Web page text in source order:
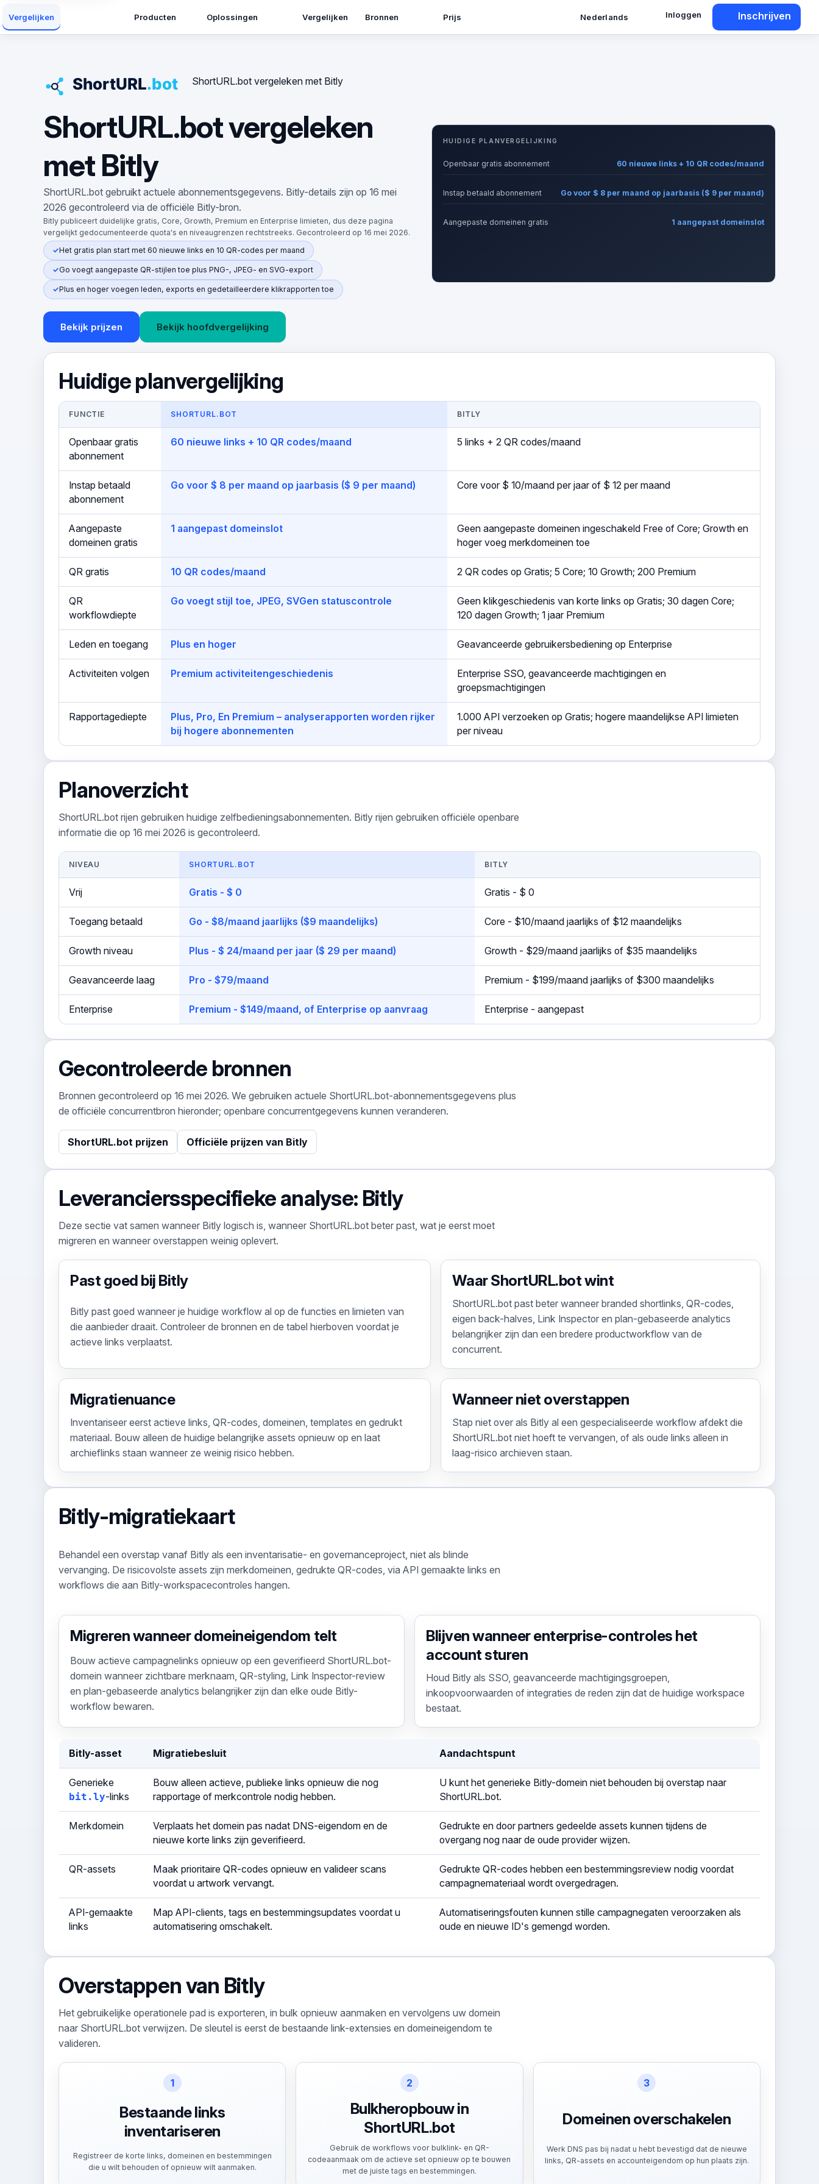
Vergelijken Producten Oplossingen Vergelijken Bronnen Prijs Nederlands Inloggen Inschrijven
ShortURL.bot vergeleken met Bitly
ShortURL.bot vergeleken
met Bitly
ShortURL.bot gebruikt actuele abonnementsgegevens. Bitly-details zijn op 16 mei
2026 gecontroleerd via de officiële Bitly-bron.
Bitly publiceert duidelijke gratis, Core, Growth, Premium en Enterprise limieten, dus deze pagina
vergelijkt gedocumenteerde quota's en niveaugrenzen rechtstreeks. Gecontroleerd op 16 mei 2026.
Het gratis plan start met 60 nieuwe links en 10 QR-codes per maand
Go voegt aangepaste QR-stijlen toe plus PNG-, JPEG- en SVG-export
Plus en hoger voegen leden, exports en gedetailleerdere klikrapporten toe
Bekijk prijzen Bekijk hoofdvergelijking
HUIDIGE PLANVERGELIJKING
Openbaar gratis abonnement 60 nieuwe links + 10 QR codes/maand
Instap betaald abonnement Go voor $ 8 per maand op jaarbasis ($ 9 per maand)
Aangepaste domeinen gratis 1 aangepast domeinslot
Huidige planvergelijking
FUNCTIE SHORTURL.BOT BITLY
Openbaar gratis
abonnement
60 nieuwe links + 10 QR codes/maand 5 links + 2 QR codes/maand
Instap betaald
abonnement
Go voor $ 8 per maand op jaarbasis ($ 9 per maand) Core voor $ 10/maand per jaar of $ 12 per maand
Aangepaste
domeinen gratis
1 aangepast domeinslot
Geen aangepaste domeinen ingeschakeld Free of Core; Growth en
hoger voeg merkdomeinen toe
QR gratis 10 QR codes/maand 2 QR codes op Gratis; 5 Core; 10 Growth; 200 Premium
QR
workflowdiepte
Go voegt stijl toe, JPEG, SVGen statuscontrole
Geen klikgeschiedenis van korte links op Gratis; 30 dagen Core;
120 dagen Growth; 1 jaar Premium
Leden en toegang Plus en hoger Geavanceerde gebruikersbediening op Enterprise
Activiteiten volgen Premium activiteitengeschiedenis
Enterprise SSO, geavanceerde machtigingen en
groepsmachtigingen
Rapportagediepte
Plus, Pro, En Premium – analyserapporten worden rijker
bij hogere abonnementen
1.000 API verzoeken op Gratis; hogere maandelijkse API limieten
per niveau
Planoverzicht
ShortURL.bot rijen gebruiken huidige zelfbedieningsabonnementen. Bitly rijen gebruiken officiële openbare
informatie die op 16 mei 2026 is gecontroleerd.
NIVEAU SHORTURL.BOT BITLY
Vrij Gratis - $ 0 Gratis - $ 0
Toegang betaald Go - $8/maand jaarlijks ($9 maandelijks) Core - $10/maand jaarlijks of $12 maandelijks
Growth niveau Plus - $ 24/maand per jaar ($ 29 per maand) Growth - $29/maand jaarlijks of $35 maandelijks
Geavanceerde laag Pro - $79/maand Premium - $199/maand jaarlijks of $300 maandelijks
Enterprise Premium - $149/maand, of Enterprise op aanvraag Enterprise - aangepast
Gecontroleerde bronnen
Bronnen gecontroleerd op 16 mei 2026. We gebruiken actuele ShortURL.bot-abonnementsgegevens plus
de officiële concurrentbron hieronder; openbare concurrentgegevens kunnen veranderen.
ShortURL.bot prijzen Officiële prijzen van Bitly
Leveranciersspecifieke analyse: Bitly
Deze sectie vat samen wanneer Bitly logisch is, wanneer ShortURL.bot beter past, wat je eerst moet
migreren en wanneer overstappen weinig oplevert.
Past goed bij Bitly
Bitly past goed wanneer je huidige workflow al op de functies en limieten van
die aanbieder draait. Controleer de bronnen en de tabel hierboven voordat je
actieve links verplaatst.
Waar ShortURL.bot wint
ShortURL.bot past beter wanneer branded shortlinks, QR-codes,
eigen back-halves, Link Inspector en plan-gebaseerde analytics
belangrijker zijn dan een bredere productworkflow van de
concurrent.
Migratienuance
Inventariseer eerst actieve links, QR-codes, domeinen, templates en gedrukt
materiaal. Bouw alleen de huidige belangrijke assets opnieuw op en laat
archieflinks staan wanneer ze weinig risico hebben.
Wanneer niet overstappen
Stap niet over als Bitly al een gespecialiseerde workflow afdekt die
ShortURL.bot niet hoeft te vervangen, of als oude links alleen in
laag-risico archieven staan.
Bitly-migratiekaart
Behandel een overstap vanaf Bitly als een inventarisatie- en governanceproject, niet als blinde
vervanging. De risicovolste assets zijn merkdomeinen, gedrukte QR-codes, via API gemaakte links en
workflows die aan Bitly-workspacecontroles hangen.
Migreren wanneer domeineigendom telt
Bouw actieve campagnelinks opnieuw op een geverifieerd ShortURL.bot-
domein wanneer zichtbare merknaam, QR-styling, Link Inspector-review
en plan-gebaseerde analytics belangrijker zijn dan elke oude Bitly-
workflow bewaren.
Blijven wanneer enterprise-controles het
account sturen
Houd Bitly als SSO, geavanceerde machtigingsgroepen,
inkoopvoorwaarden of integraties de reden zijn dat de huidige workspace
bestaat.
Bitly-asset Migratiebesluit Aandachtspunt
Generieke
bit.ly-links
Bouw alleen actieve, publieke links opnieuw die nog
rapportage of merkcontrole nodig hebben.
U kunt het generieke Bitly-domein niet behouden bij overstap naar
ShortURL.bot.
Merkdomein
Verplaats het domein pas nadat DNS-eigendom en de
nieuwe korte links zijn geverifieerd.
Gedrukte en door partners gedeelde assets kunnen tijdens de
overgang nog naar de oude provider wijzen.
QR-assets
Maak prioritaire QR-codes opnieuw en valideer scans
voordat u artwork vervangt.
Gedrukte QR-codes hebben een bestemmingsreview nodig voordat
campagnemateriaal wordt overgedragen.
API-gemaakte
links
Map API-clients, tags en bestemmingsupdates voordat u
automatisering omschakelt.
Automatiseringsfouten kunnen stille campagnegaten veroorzaken als
oude en nieuwe ID's gemengd worden.
Overstappen van Bitly
Het gebruikelijke operationele pad is exporteren, in bulk opnieuw aanmaken en vervolgens uw domein
naar ShortURL.bot verwijzen. De sleutel is eerst de bestaande link-extensies en domeineigendom te
valideren.
1
Bestaande links
inventariseren
Registreer de korte links, domeinen en bestemmingen
die u wilt behouden of opnieuw wilt aanmaken.
2
Bulkheropbouw in
ShortURL.bot
Gebruik de workflows voor bulklink- en QR-
codeaanmaak om de actieve set opnieuw op te bouwen
met de juiste tags en bestemmingen.
3
Domeinen overschakelen
Werk DNS pas bij nadat u hebt bevestigd dat de nieuwe
links, QR-assets en accounteigendom op hun plaats zijn.